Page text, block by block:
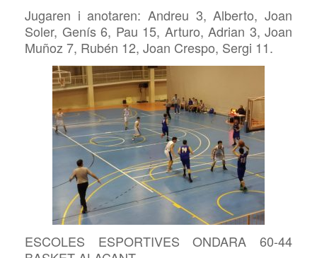
Jugaren i anotaren: Andreu 3, Alberto, Joan
Soler, Genís 6, Pau 15, Arturo, Adrian 3, Joan
Muñoz 7, Rubén 12, Joan Crespo, Sergi 11.
ESCOLES ESPORTIVES ONDARA 60-44